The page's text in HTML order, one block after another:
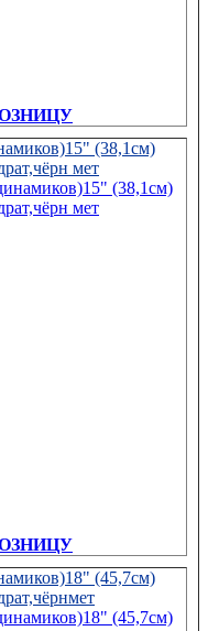
(38,1см)
мет
(45,7см)